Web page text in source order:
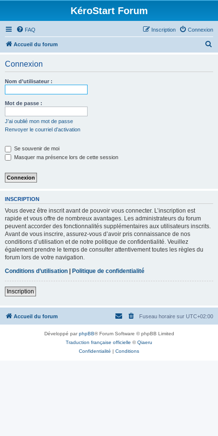
KéroStart Forum
FAQ Connexion
Inscription
Accueil du forum
Connexion
Nom d’utilisateur :
Mot de passe :
J’ai oublié mon mot de passe
Renvoyer le courriel d’activation
Se souvenir de moi
Masquer ma présence lors de cette session
INSCRIPTION
Vous devez être inscrit avant de pouvoir vous connecter. L’inscription est
rapide et vous offre de nombreux avantages. Les administrateurs du forum
peuvent accorder des fonctionnalités supplémentaires aux utilisateurs inscrits.
Avant de vous inscrire, assurez-vous d’avoir pris connaissance de nos
conditions d’utilisation et de notre politique de confidentialité. Veuillez
également prendre le temps de consulter attentivement toutes les règles du
forum lors de votre navigation.
Conditions d’utilisation | Politique de confidentialité
Inscription
Accueil du forum Fuseau horaire sur UTC+02:00
Développé parphpBB® Forum Software © phpBB Limited
Traduction française officielle ©Qiaeru
Confidentialité | Conditions